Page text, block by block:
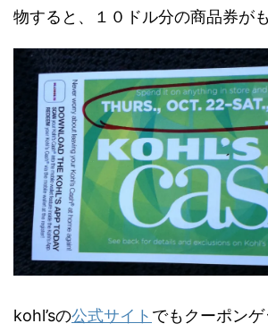
物すると、１０ドル分の商品券が
kohl’sの公式サイト でもクーポン